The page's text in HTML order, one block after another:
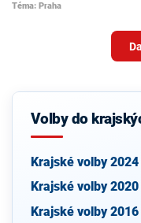
Téma: Praha
Volby do
Krajské volby 2024
Krajské volby 2020
Krajské volby 2016